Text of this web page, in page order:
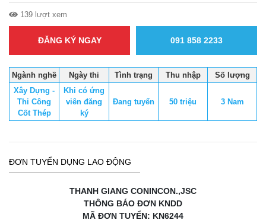
139 lượt xem
ĐĂNG KÝ NGAY 091 858 2233
Ngành nghề Ngày thi Tình trạng Thu nhập
Số lượng
Xây Dựng -
Thi Công
Cốt Thép
Khi có ứng
viên đăng
ký
Đang tuyển 50 triệu 3 Nam
ĐƠN TUYỂN DỤNG LAO ĐỘNG
THANH GIANG CONINCON.,JSC
THÔNG BÁO ĐƠN KNDD
MÃ ĐƠN TUYỂN: KN6244